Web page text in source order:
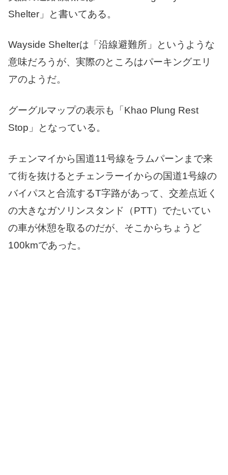
Shelter」と書いてある。
Wayside Shelterは「沿線避難所」というような
意味だろうが、実際のところはパーキングエリ
アのようだ。
グーグルマップの表示も「Khao Plung Rest
Stop」となっている。
チェンマイから国道11号線をラムパーンまで来
て街を抜けるとチェンラーイからの国道1号線の
バイパスと合流するT字路があって、交差点近く
の大きなガソリンスタンド（PTT）でたいてい
の車が休憩を取るのだが、そこからちょうど
100kmであった。